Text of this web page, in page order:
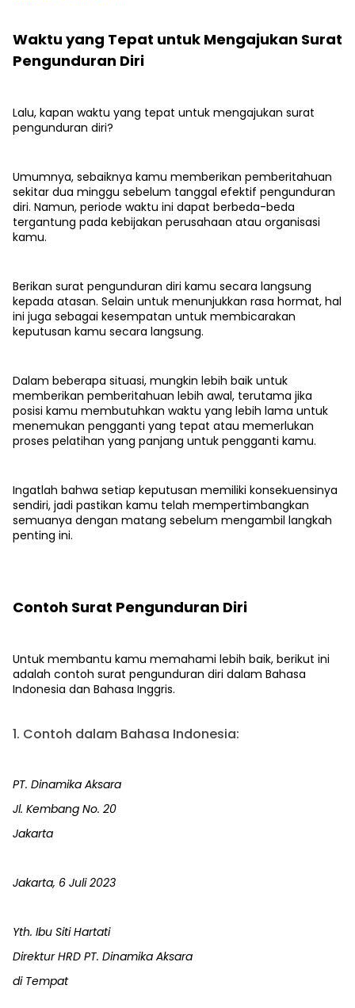
Waktu yang Tepat untuk Mengajukan Surat
Pengunduran Diri
Lalu, kapan waktu yang tepat untuk mengajukan surat
pengunduran diri?
Umumnya, sebaiknya kamu memberikan pemberitahuan
sekitar dua minggu sebelum tanggal efektif pengunduran
diri. Namun, periode waktu ini dapat berbeda-beda
tergantung pada kebijakan perusahaan atau organisasi
kamu.
Berikan surat pengunduran diri kamu secara langsung
kepada atasan. Selain untuk menunjukkan rasa hormat, hal
ini juga sebagai kesempatan untuk membicarakan
keputusan kamu secara langsung.
Dalam beberapa situasi, mungkin lebih baik untuk
memberikan pemberitahuan lebih awal, terutama jika
posisi kamu membutuhkan waktu yang lebih lama untuk
menemukan pengganti yang tepat atau memerlukan
proses pelatihan yang panjang untuk pengganti kamu.
Ingatlah bahwa setiap keputusan memiliki konsekuensinya
sendiri, jadi pastikan kamu telah mempertimbangkan
semuanya dengan matang sebelum mengambil langkah
penting ini.
Contoh Surat Pengunduran Diri
Untuk membantu kamu memahami lebih baik, berikut ini
adalah contoh surat pengunduran diri dalam Bahasa
Indonesia dan Bahasa Inggris.
1. Contoh dalam Bahasa Indonesia:
PT. Dinamika Aksara
Jl. Kembang No. 20
Jakarta
Jakarta, 6 Juli 2023
Yth. Ibu Siti Hartati
Direktur HRD PT. Dinamika Aksara
di Tempat